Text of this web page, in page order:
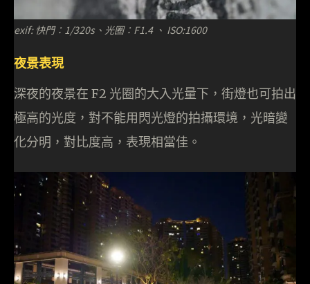
exif: 快門：1/320s、光圈：F1.4 、 ISO:1600
夜景表現
深夜的夜景在 F2 光圈的大入光量下，街燈也可拍出
極高的光度，對不能用閃光燈的拍攝環境，光暗變
化分明，對比度高，表現相當佳。